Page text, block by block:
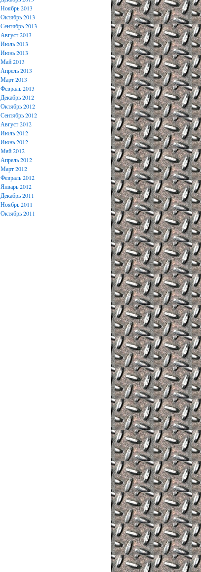
Ноябрь 2013
Октябрь 2013
Сентябрь 2013
Август 2013
Июль 2013
Июнь 2013
Май 2013
Апрель 2013
Март 2013
Февраль 2013
Декабрь 2012
Октябрь 2012
Сентябрь 2012
Август 2012
Июль 2012
Июнь 2012
Май 2012
Апрель 2012
Март 2012
Февраль 2012
Январь 2012
Декабрь 2011
Ноябрь 2011
Октябрь 2011